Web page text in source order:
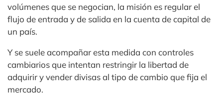
volúmenes que se negocian, la misión es regular el
flujo de entrada y de salida en la cuenta de capital de
un país.
Y se suele acompañar esta medida con controles
cambiarios que intentan restringir la libertad de
adquirir y vender divisas al tipo de cambio que fija el
mercado.